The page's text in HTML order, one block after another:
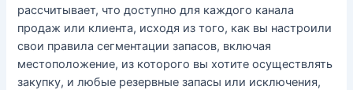
рассчитывает, что доступно для каждого канала
продаж или клиента, исходя из того, как вы настроили
свои правила сегментации запасов, включая
местоположение, из которого вы хотите осуществлять
закупку, и любые резервные запасы или исключения,